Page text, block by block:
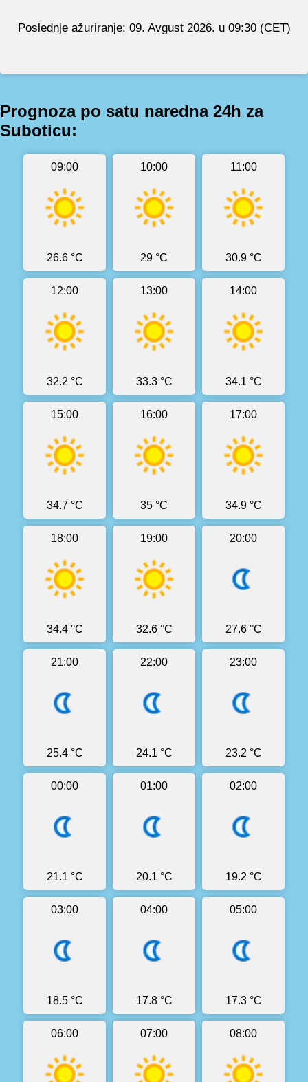
Poslednje ažuriranje: 09. Avgust 2026. u 09:30 (CET)
Prognoza po satu naredna 24h za
Suboticu:
09:00
26.6 °C
10:00
29 °C
11:00
30.9 °C
12:00
32.2 °C
13:00
33.3 °C
14:00
34.1 °C
15:00
34.7 °C
16:00
35 °C
17:00
34.9 °C
18:00
34.4 °C
19:00
32.6 °C
20:00
27.6 °C
21:00
25.4 °C
22:00
24.1 °C
23:00
23.2 °C
00:00
21.1 °C
01:00
20.1 °C
02:00
19.2 °C
03:00
18.5 °C
04:00
17.8 °C
05:00
17.3 °C
06:00 07:00 08:00